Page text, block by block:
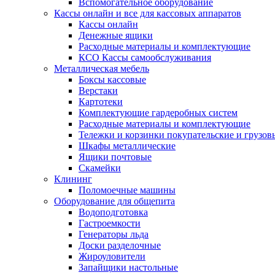
Вспомогательное оборудование
Кассы онлайн и все для кассовых аппаратов
Кассы онлайн
Денежные ящики
Расходные материалы и комплектующие
КСО Кассы самообслуживания
Металлическая мебель
Боксы кассовые
Верстаки
Картотеки
Комплектующие гардеробных систем
Расходные материалы и комплектующие
Тележки и корзинки покупательские и
Шкафы металлические
Ящики почтовые
Скамейки
Клининг
Поломоечные машины
Оборудование для общепита
Водоподготовка
Гастроемкости
Генераторы льда
Доски разделочные
Жироуловители
Запайщики настольные